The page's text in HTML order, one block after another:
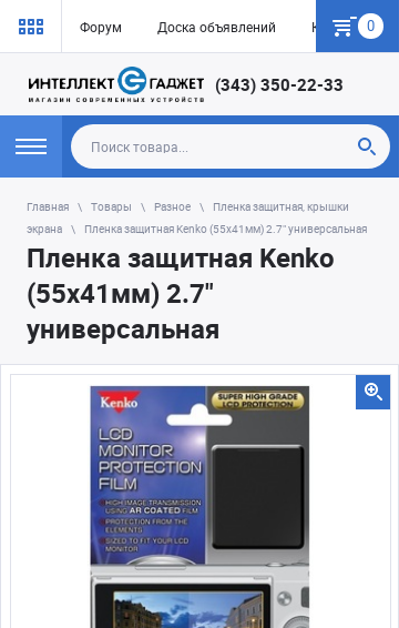
Форум Доска объявлений Как купить
0
(343) 350-22-33
Главная Товары Разное
Пленка защитная, крышки
экрана
Пленка защитная Kenko (55х41мм) 2.7" универсальная
Пленка защитная Kenko
(55х41мм) 2.7"
универсальная